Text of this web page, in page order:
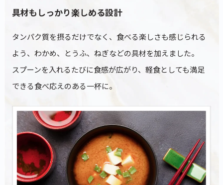
具材もしっかり楽しめる設計
タンパク質を摂るだけでなく、食べる楽しさも感じられる
よう、わかめ、とうふ、ねぎなどの具材を加えました。
スプーンを入れるたびに食感が広がり、軽食としても満足
できる食べ応えのある一杯に。